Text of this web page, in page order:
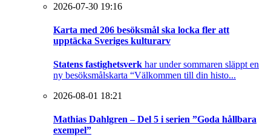
2026-07-30 19:16
Karta med 206 besöksmål ska locka fler att
upptäcka Sveriges kulturarv
Statens fastighetsverk har under sommaren släppt en
ny besöksmålskarta “Välkommen till din histo...
2026-08-01 18:21
Mathias Dahlgren – Del 5 i serien ”Goda hållbara
exempel”